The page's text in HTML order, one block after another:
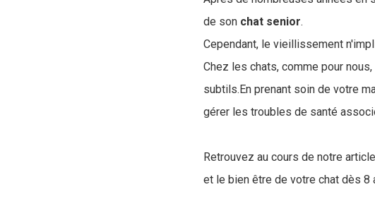
de son chat senior.
Cependant, le vieillissement
Chez les chats, comme pour
subtils.En prenant soin de votre
gérer les troubles de santé
Retrouvez au cours de notre
et le bien être de votre chat dès 8